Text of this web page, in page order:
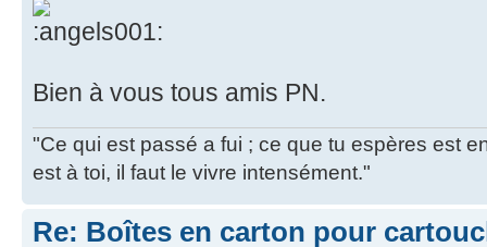
Bien à vous tous amis PN.
"Ce qui est passé a fui ; ce que tu espères est
est à toi, il faut le vivre intensément."
Re: Boîtes en carton pour